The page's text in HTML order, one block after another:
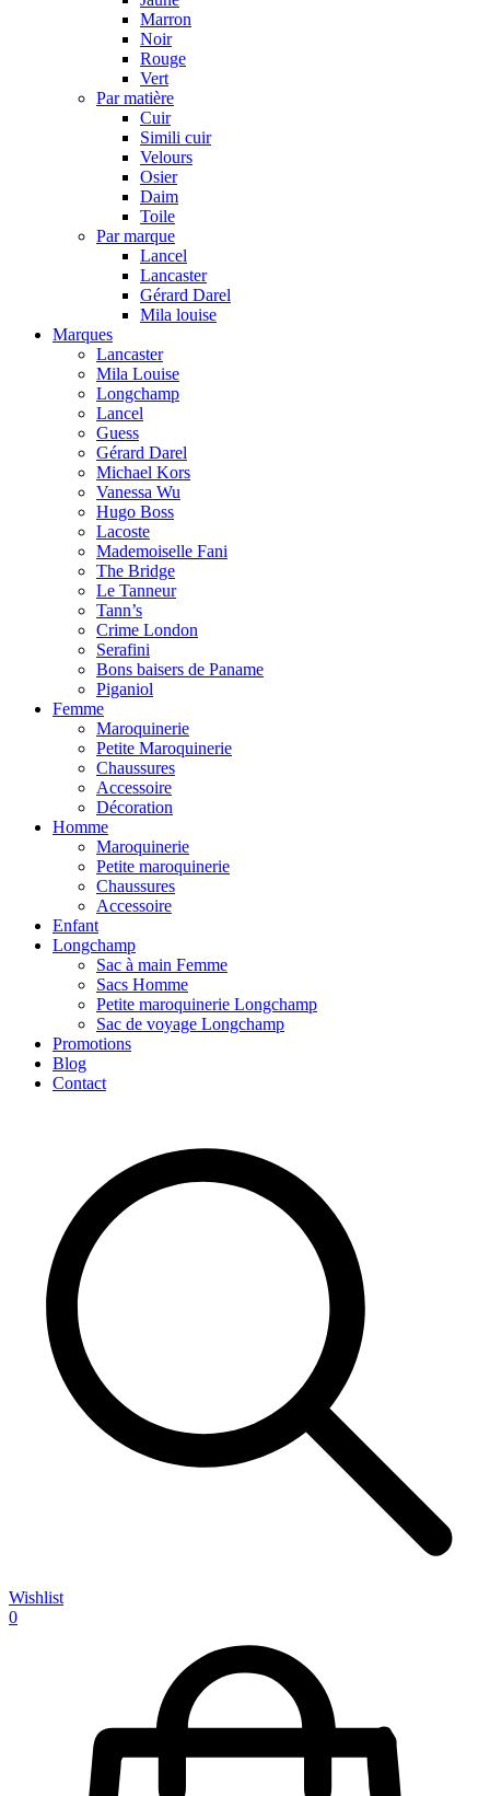
Marron
Noir
Rouge
Vert
Par matière
Cuir
Simili cuir
Velours
Osier
Daim
Toile
Par marque
Lancel
Lancaster
Gérard Darel
Mila louise
Marques
Lancaster
Mila Louise
Longchamp
Lancel
Guess
Gérard Darel
Michael Kors
Vanessa Wu
Hugo Boss
Lacoste
Mademoiselle Fani
The Bridge
Le Tanneur
Tann’s
Crime London
Serafini
Bons baisers de Paname
Piganiol
Femme
Maroquinerie
Petite Maroquinerie
Chaussures
Accessoire
Décoration
Homme
Maroquinerie
Petite maroquinerie
Chaussures
Accessoire
Enfant
Longchamp
Sac à main Femme
Sacs Homme
Petite maroquinerie Longchamp
Sac de voyage Longchamp
Promotions
Blog
Contact
Wishlist
0